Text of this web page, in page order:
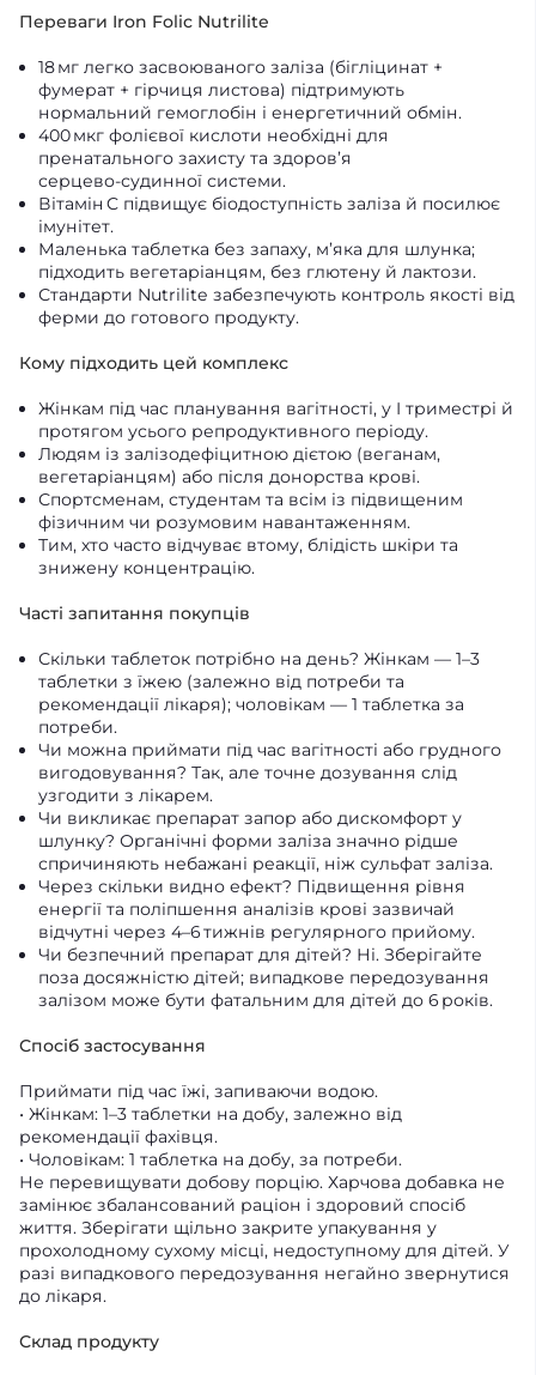
Переваги Iron Folic Nutrilite
18 мг легко засвоюваного заліза (бігліцинат +
фумерат + гірчиця листова) підтримують
нормальний гемоглобін і енергетичний обмін.
400 мкг фолієвої кислоти необхідні для
пренатального захисту та здоров’я
серцево‑судинної системи.
Вітамін C підвищує біодоступність заліза й посилює
імунітет.
Маленька таблетка без запаху, м’яка для шлунка;
підходить вегетаріанцям, без глютену й лактози.
Стандарти Nutrilite забезпечують контроль якості від
ферми до готового продукту.
Кому підходить цей комплекс
Жінкам під час планування вагітності, у I триместрі й
протягом усього репродуктивного періоду.
Людям із залізодефіцитною дієтою (веганам,
вегетаріанцям) або після донорства крові.
Спортсменам, студентам та всім із підвищеним
фізичним чи розумовим навантаженням.
Тим, хто часто відчуває втому, блідість шкіри та
знижену концентрацію.
Часті запитання покупців
Скільки таблеток потрібно на день? Жінкам — 1–3
таблетки з їжею (залежно від потреби та
рекомендації лікаря); чоловікам — 1 таблетка за
потреби.
Чи можна приймати під час вагітності або грудного
вигодовування? Так, але точне дозування слід
узгодити з лікарем.
Чи викликає препарат запор або дискомфорт у
шлунку? Органічні форми заліза значно рідше
спричиняють небажані реакції, ніж сульфат заліза.
Через скільки видно ефект? Підвищення рівня
енергії та поліпшення аналізів крові зазвичай
відчутні через 4–6 тижнів регулярного прийому.
Чи безпечний препарат для дітей? Ні. Зберігайте
поза досяжністю дітей; випадкове передозування
залізом може бути фатальним для дітей до 6 років.
Спосіб застосування
Приймати під час їжі, запиваючи водою.
• Жінкам: 1–3 таблетки на добу, залежно від
рекомендації фахівця.
• Чоловікам: 1 таблетка на добу, за потреби.
Не перевищувати добову порцію. Харчова добавка не
замінює збалансований раціон і здоровий спосіб
життя. Зберігати щільно закрите упакування у
прохолодному сухому місці, недоступному для дітей. У
разі випадкового передозування негайно звернутися
до лікаря.
Склад продукту